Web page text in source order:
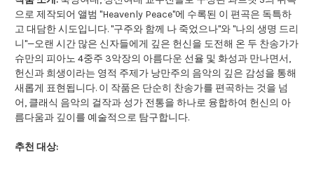
으로 제작되어 앨범 "Heavenly Peace"에 수록된 이 편곡은 독특하
고 대담한 시도입니다. "구주와 함께 나 죽었으나"와 "나의 생명 드리
니"—오랜 시간 많은 신자들에게 깊은 헌신을 도전해 온 두 찬송가가
슈만의 피아노 4중주 3악장의 아름다운 선율 및 화성과 만나면서,
헌신과 희생이라는 영적 주제가 낭만주의 음악의 깊은 감성을 통해
새롭게 표현됩니다. 이 작품은 단순히 찬송가를 편곡하는 것을 넘
어, 클래식 음악의 걸작과 성가 전통을 하나로 융합하여 헌신의 아
름다움과 깊이를 예술적으로 탐구합니다.
추천 대상: